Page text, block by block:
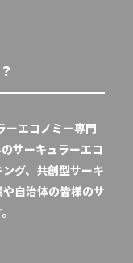
エコノミー専門
サーキュラーエコ
グ、共創型サーキ
自治体の皆様のサ